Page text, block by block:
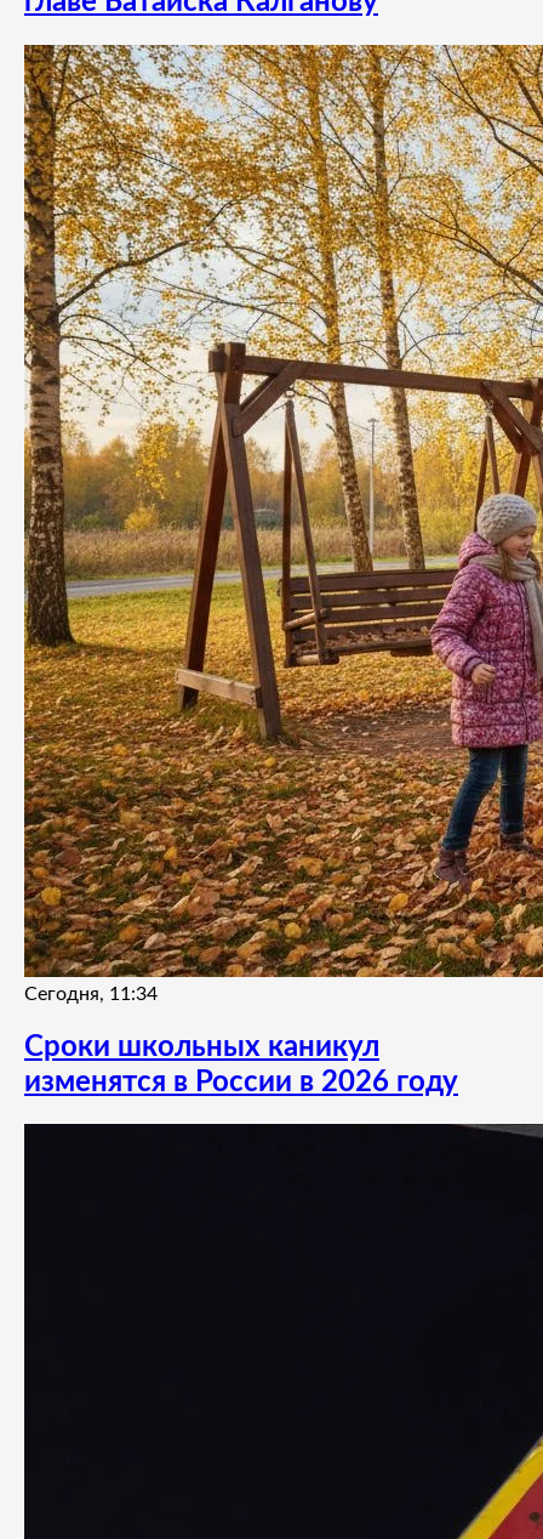
Сегодня, 11:34
Сроки школьных каникул
изменятся в России в 2026 году